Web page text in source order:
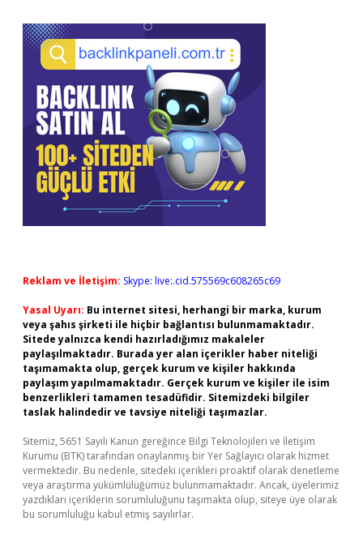
Reklam ve İletişim: Skype: live:.cid.575569c608265c69
Yasal Uyarı: Bu internet sitesi, herhangi bir marka, kurum
veya şahıs şirketi ile hiçbir bağlantısı bulunmamaktadır.
Sitede yalnızca kendi hazırladığımız makaleler
paylaşılmaktadır. Burada yer alan içerikler haber niteliği
taşımamakta olup, gerçek kurum ve kişiler hakkında
paylaşım yapılmamaktadır. Gerçek kurum ve kişiler ile isim
benzerlikleri tamamen tesadüfidir. Sitemizdeki bilgiler
taslak halindedir ve tavsiye niteliği taşımazlar.
Sitemiz, 5651 Sayılı Kanun gereğince Bilgi Teknolojileri ve İletişim
Kurumu (BTK) tarafından onaylanmış bir Yer Sağlayıcı olarak hizmet
vermektedir. Bu nedenle, sitedeki içerikleri proaktif olarak denetleme
veya araştırma yükümlülüğümüz bulunmamaktadır. Ancak, üyelerimiz
yazdıkları içeriklerin sorumluluğunu taşımakta olup, siteye üye olarak
bu sorumluluğu kabul etmiş sayılırlar.